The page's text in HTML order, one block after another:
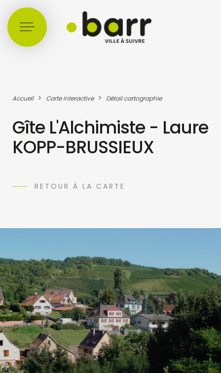
Accueil > Carte interactive > Détail cartographie
Gîte L'Alchimiste - Laure
KOPP-BRUSSIEUX
RETOUR À LA CARTE